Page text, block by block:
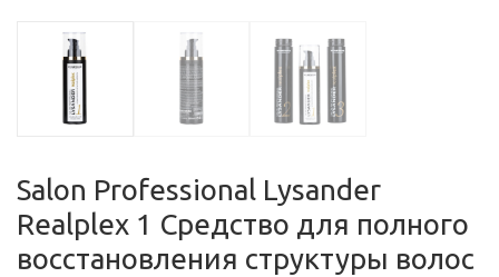
Salon Professional Lysander
Realplex 1 Средство для полного
восстановления структуры волос